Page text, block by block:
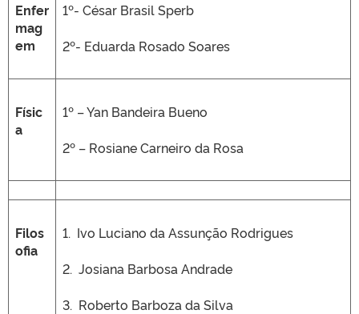
Enfer
mag
em
1º- César Brasil Sperb
2º- Eduarda Rosado Soares
Físic
a
1º – Yan Bandeira Bueno
2º – Rosiane Carneiro da Rosa
Filos
ofia
1. Ivo Luciano da Assunção Rodrigues
2. Josiana Barbosa Andrade
3. Roberto Barboza da Silva